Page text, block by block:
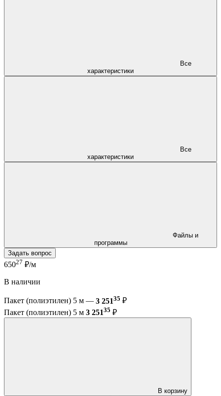
характеристики
характеристики
программы
Задать вопрос
65027 ₽/м
В наличии
Пакет (полиэтилен) 5 м — 3 25135 ₽
Пакет (полиэтилен) 5 м 3 25135 ₽
В корзину